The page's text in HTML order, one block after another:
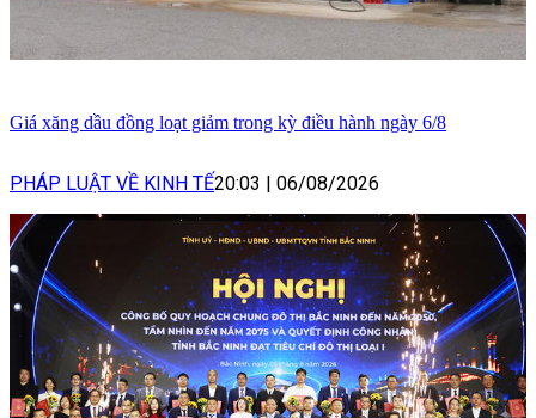
Giá xăng dầu đồng loạt giảm trong kỳ điều hành ngày 6/8
PHÁP LUẬT VỀ KINH TẾ20:03 06/08/2026